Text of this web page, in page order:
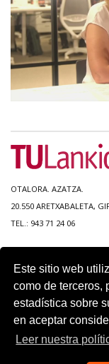
Este sitio web
como de terceros,
estadística sobre
en aceptar
Leer nuestra
OTALORA. AZATZA.
20.550 ARETXABALETA,
TEL.: 943 71 24 06
ACCESIBILIDAD
CONTACTO
AVISO LEGAL
POLITICA DE
USO DE COOKIES